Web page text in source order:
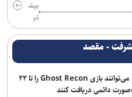
در مس رفسنجان صحت ندارد
کارگری
از صعود به فینال
بیش
تر
- مقصد
بازیکنان می‌توانند بازی Ghost Recon را تا ۲۲
دائمی دریافت کنند